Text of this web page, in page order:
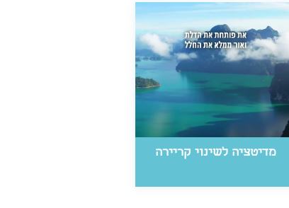
מדיטציה לשינוי קריירה